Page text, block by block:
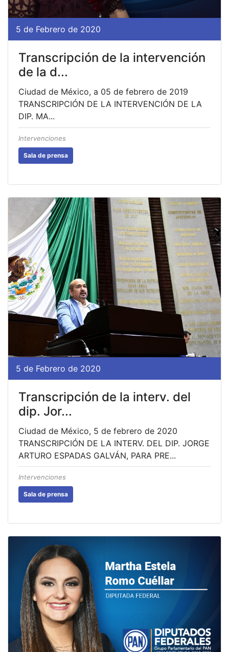
5 de Febrero de 2020
Transcripción de la intervención
de la d...
Ciudad de México, a 05 de febrero de 2019
TRANSCRIPCIÓN DE LA INTERVENCIÓN DE LA
DIP. MA...
Intervenciones
Sala de prensa
5 de Febrero de 2020
Transcripción de la interv. del
dip. Jor...
Ciudad de México, 5 de febrero de 2020
TRANSCRIPCIÓN DE LA INTERV. DEL DIP. JORGE
ARTURO ESPADAS GALVÁN, PARA PRE...
Intervenciones
Sala de prensa